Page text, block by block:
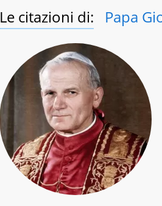
Le citazioni di: Papa